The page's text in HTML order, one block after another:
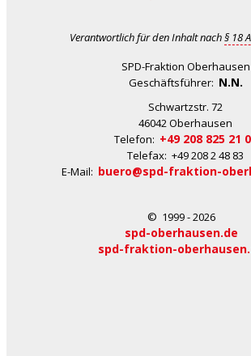
Verantwortlich für den Inhalt nach§ 18
SPD-Fraktion Oberhausen
Geschäftsführer: N.N.
Schwartzstr. 72
46042 Oberhausen
Telefon: +49 208 825 21
Telefax: +49 208 2 48 83
E-Mail: buero@spd-fraktion-
© 1999 - 2026
spd-oberhausen.de
spd-fraktion-